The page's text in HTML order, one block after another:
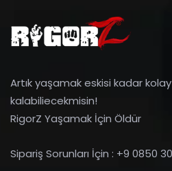
Artık yaşamak eskisi kadar
kalabiliecekmisin!
RigorZ Yaşamak İçin Öldür
Sipariş Sorunları İçin : +9 0850